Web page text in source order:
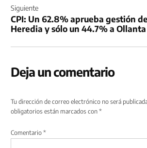
Siguiente
CPI: Un 62.8% aprueba gestión
Heredia y sólo un 44.7% a Ollanta
Deja un comentario
Tu dirección de correo electrónico no será
obligatorios están marcados con*
Comentario*